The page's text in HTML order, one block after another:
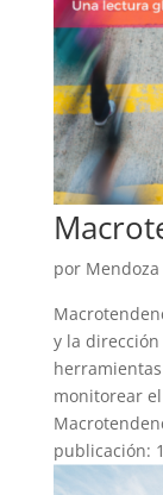
por
y la
monitorear
publicación: